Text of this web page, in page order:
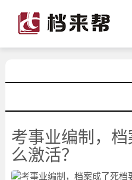
考事业编制，
么激活？